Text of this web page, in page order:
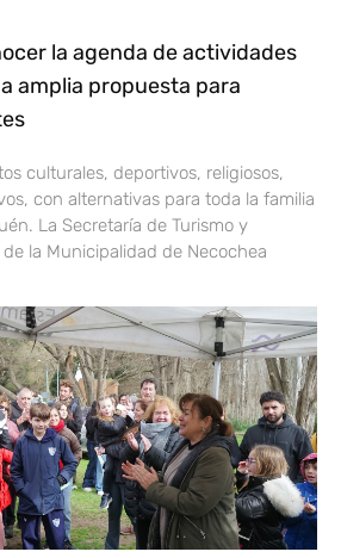
la agenda de actividades
amplia propuesta para
culturales, deportivos, religiosos,
con alternativas para toda la familia
La Secretaría de Turismo y
la Municipalidad de Necochea